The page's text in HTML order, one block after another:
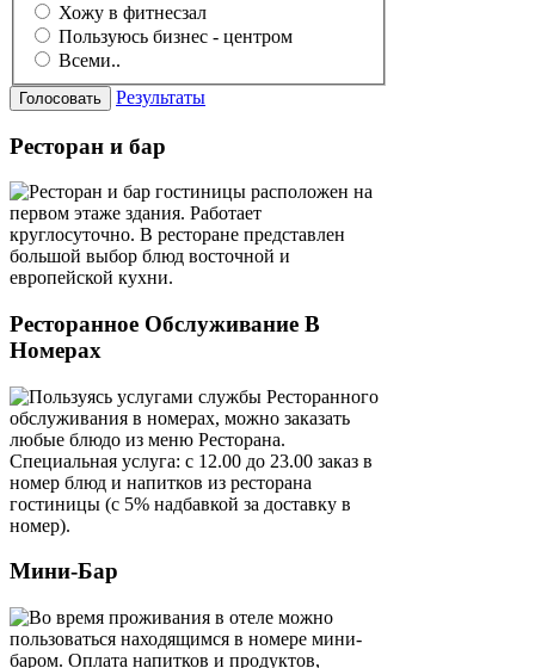
Хожу в фитнесзал
Пользуюсь бизнес - центром
Всеми..
Результаты
Ресторан и бар
Ресторан и бар гостиницы расположен на
первом этаже здания. Работает
круглосуточно. В ресторане представлен
большой выбор блюд восточной и
европейской кухни.
Ресторанное Обслуживание В
Номерах
Пользуясь услугами службы Ресторанного
обслуживания в номерах, можно заказать
любые блюдо из меню Ресторана.
Специальная услуга: с 12.00 до 23.00 заказ в
номер блюд и напитков из ресторана
гостиницы (с 5% надбавкой за доставку в
номер).
Мини-Бар
Во время проживания в отеле можно
пользоваться находящимся в номере мини-
баром. Оплата напитков и продуктов,